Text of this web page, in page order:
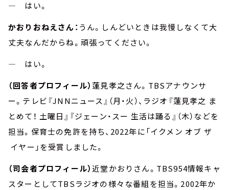
― はい。
かおりおねえさん： うん。しんどいときは我慢しなくて大
丈夫なんだからね。頑張ってください。
― はい。
（回答者プロフィール）蓮見孝之さん。TBSアナウンサ
ー。テレビ『JNNニュース』（月・火）、ラジオ『蓮見孝之 ま
とめて！ 土曜日』『ジェーン・スー 生活は踊る』（木）などを
担当。保育士の免許を持ち、2022年に「イクメン オブ ザ
イヤー」を受賞しました。
（司会者プロフィール）近堂かおりさん。TBS954情報キャ
スターとしてTBSラジオの様々な番組を担当。2002年か